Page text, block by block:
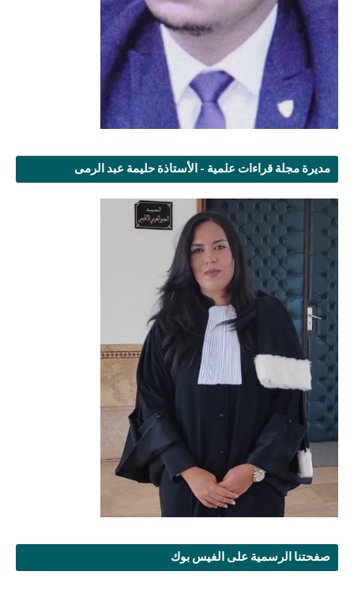
مديرة مجلة قراءات علمية - الأستاذة حليمة عبد الرمى
صفحتنا الرسمية على الفيس بوك